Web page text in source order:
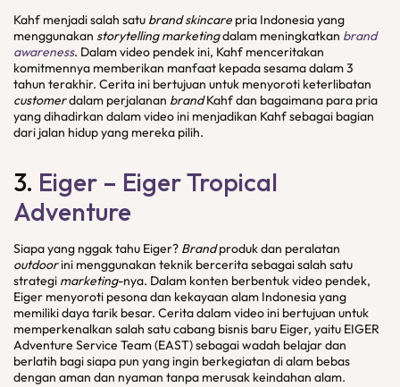
Kahf menjadi salah satu brand skincare pria Indonesia yang
menggunakan storytelling marketingdalam meningkatkan brand
awareness. Dalam video pendek ini, Kahf menceritakan
komitmennya memberikan manfaat kepada sesama dalam 3
tahun terakhir. Cerita ini bertujuan untuk menyoroti keterlibatan
customerdalam perjalanan brandKahf dan bagaimana para pria
yang dihadirkan dalam video ini menjadikan Kahf sebagai bagian
dari jalan hidup yang mereka pilih.
3. Eiger – Eiger Tropical
Adventure
Siapa yang nggak tahu Eiger? Brandproduk dan peralatan
outdoorini menggunakan teknik bercerita sebagai salah satu
strategi marketing-nya. Dalam konten berbentuk video pendek,
Eiger menyoroti pesona dan kekayaan alam Indonesia yang
memiliki daya tarik besar. Cerita dalam video ini bertujuan untuk
memperkenalkan salah satu cabang bisnis baru Eiger, yaitu EIGER
Adventure Service Team (EAST) sebagai wadah belajar dan
berlatih bagi siapa pun yang ingin berkegiatan di alam bebas
dengan aman dan nyaman tanpa merusak keindahan alam.